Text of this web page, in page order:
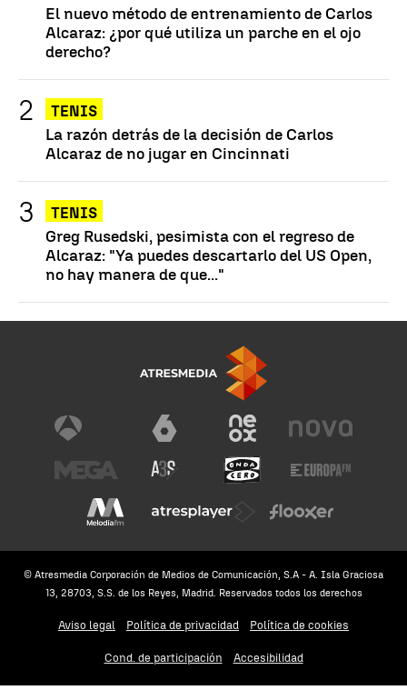
El nuevo método de entrenamiento de Carlos
Alcaraz: ¿por qué utiliza un parche en el ojo
derecho?
TENIS
La razón detrás de la decisión de Carlos
Alcaraz de no jugar en Cincinnati
TENIS
Greg Rusedski, pesimista con el regreso de
Alcaraz: "Ya puedes descartarlo del US Open,
no hay manera de que..."
© Atresmedia Corporación de Medios de Comunicación, S.A - A. Isla Graciosa
13, 28703, S.S. de los Reyes, Madrid. Reservados todos los derechos
Aviso legal Política de privacidad Política de cookies
Cond. de participación Accesibilidad